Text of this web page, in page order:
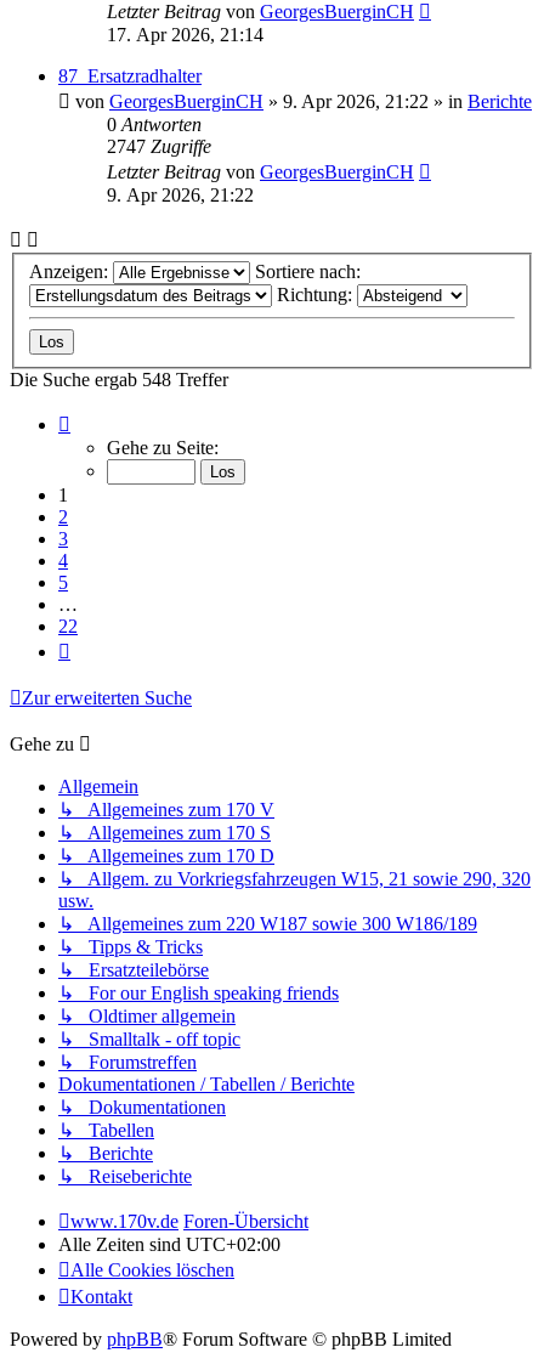
Letzter Beitrag von GeorgesBuerginCH
17. Apr 2026, 21:14
87_Ersatzradhalter
von GeorgesBuerginCH » 9. Apr 2026, 21:22 » in Berichte
0 Antworten
2747 Zugriffe
Letzter Beitrag von GeorgesBuerginCH
9. Apr 2026, 21:22
Anzeigen:
Sortiere nach:
Richtung:
Die Suche ergab 548 Treffer
von
Gehe zu Seite:
1
2
3
4
5
…
22
Zur erweiterten Suche
Gehe zu
Allgemein
↳ Allgemeines zum 170 V
↳ Allgemeines zum 170 S
↳ Allgemeines zum 170 D
↳ Allgem. zu Vorkriegsfahrzeugen W15, 21 sowie 290, 320
usw.
↳ Allgemeines zum 220 W187 sowie 300 W186/189
↳ Tipps & Tricks
↳ Ersatzteilebörse
↳ For our English speaking friends
↳ Oldtimer allgemein
↳ Smalltalk - off topic
↳ Forumstreffen
Dokumentationen / Tabellen / Berichte
↳ Dokumentationen
↳ Tabellen
↳ Berichte
↳ Reiseberichte
www.170v.de Foren-Übersicht
Alle Zeiten sind UTC+02:00
Alle Cookies löschen
Kontakt
Powered by phpBB® Forum Software © phpBB Limited